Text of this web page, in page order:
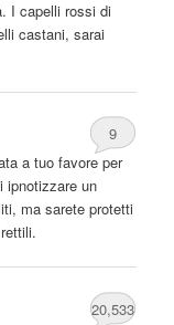
I capelli rossi di
castani, sarai
9
a tuo favore per
ipnotizzare un
ma sarete protetti
20,533